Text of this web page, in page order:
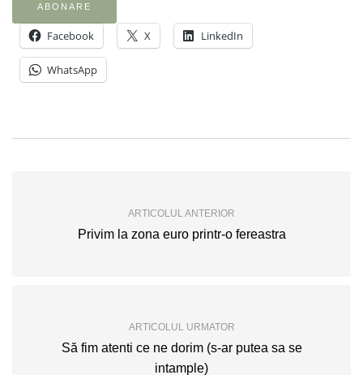
Facebook X LinkedIn
WhatsApp
ARTICOLUL ANTERIOR
Privim la zona euro printr-o fereastra
ARTICOLUL URMATOR
Să fim atenti ce ne dorim (s-ar putea sa se
intample)